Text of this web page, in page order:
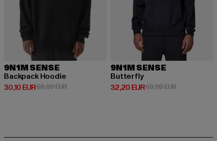
9N1M SENSE
Backpack Hoodie
30,10 EUR
Derzeitiger Preis: 30,10 EUR
69,99 EURAktionspreis: 69,99 EUR
9N1M SENSE
Butterfly
32,20 EUR
Derzeitiger Preis: 32,20 EUR
69,99 EURAktionspreis: